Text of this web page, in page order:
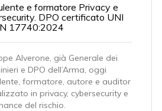
e formatore Privacy e
DPO certificato UNI
17740:2024
Alverone, già Generale dei
e DPO dell’Arma, oggi
formatore, autore e auditor
in privacy, cybersecurity e
del rischio.